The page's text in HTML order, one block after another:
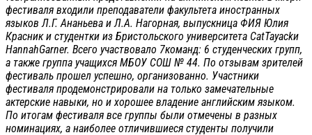
фестиваля входили преподаватели факультета иностранных
языков Л.Г. Ананьева и Л.А. Нагорная, выпускница ФИЯ Юлия
Красник и студентки из Бристольского университета CatTayackи
HannahGarner. Всего участвовало 7команд: 6 студенческих групп,
а также группа учащихся МБОУ СОШ № 44. По отзывам зрителей
фестиваль прошел успешно, организованно. Участники
фестиваля продемонстрировали на только замечательные
актерские навыки, но и хорошее владение английским языком.
По итогам фестиваля все группы были отмечены в разных
номинациях, а наиболее отличившиеся студенты получили